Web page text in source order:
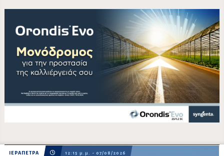
ΙΕΡΑΠΕΤΡΑ 12:15 μ.μ. - 07/08/2026